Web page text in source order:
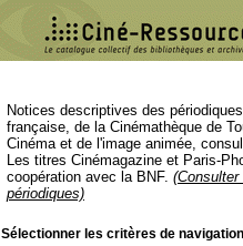
Notices descriptives des
française, de la Cinémathèque de
Cinéma et de l'image animée,
Les titres Cinémagazine et Paris-
coopération avec la BNF.
périodiques)
Sélectionner les critères de